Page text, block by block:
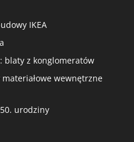
IKEA
blaty z konglomeratów
wewnętrzne
urodziny